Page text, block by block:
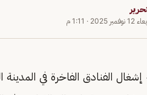
2025
· 1:11 م